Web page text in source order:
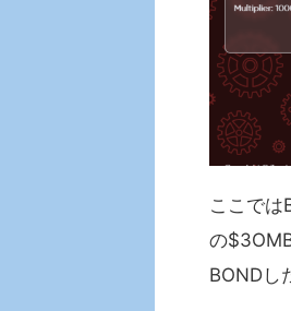
ここで
の
BONDし